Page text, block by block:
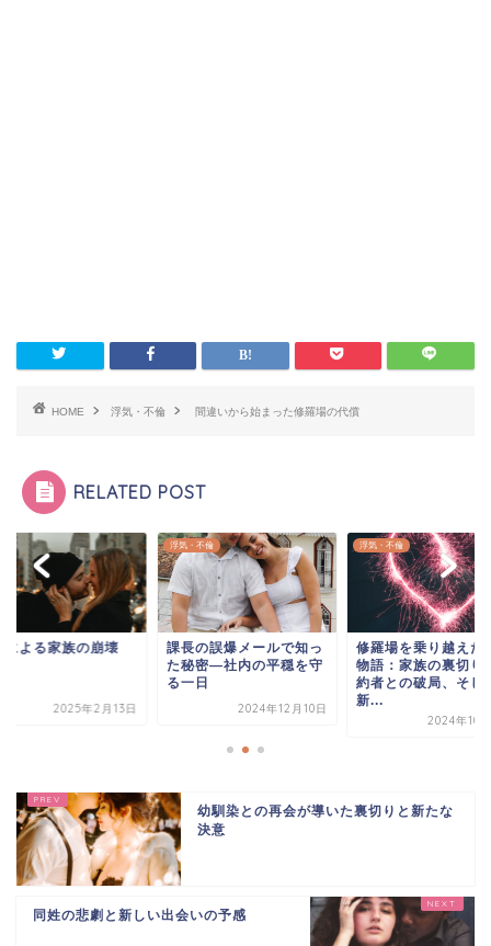
HOME 浮気・不倫 間違いから始まった修羅場の代償
RELATED POST
による家族の崩壊
2025年2月13日
浮気・不倫
課長の誤爆メールで知っ
た秘密―社内の平穏を守
る一日
2024年12月10日
浮気・不倫
修羅場を乗り越えた
物語：家族の裏切り
約者との破局、そし
新...
2024年10
幼馴染との再会が導いた裏切りと新たな
決意
同姓の悲劇と新しい出会いの予感